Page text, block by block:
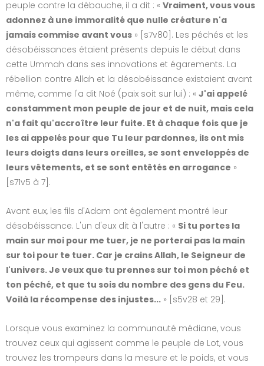
peuple contre la débauche, il a dit : « Vraiment, vous vous
adonnez à une immoralité que nulle créature n'a
jamais commise avant vous » [s7v80]. Les péchés et les
désobéissances étaient présents depuis le début dans
cette Ummah dans ses innovations et égarements. La
rébellion contre Allah et la désobéissance existaient avant
même, comme l'a dit Noé (paix soit sur lui) : « J'ai appelé
constamment mon peuple de jour et de nuit, mais cela
n'a fait qu'accroître leur fuite. Et à chaque fois que je
les ai appelés pour que Tu leur pardonnes, ils ont mis
leurs doigts dans leurs oreilles, se sont enveloppés de
leurs vêtements, et se sont entêtés en arrogance »
[s71v5 à 7].
Avant eux, les fils d'Adam ont également montré leur
désobéissance. L'un d'eux dit à l'autre : « Si tu portes la
main sur moi pour me tuer, je ne porterai pas la main
sur toi pour te tuer. Car je crains Allah, le Seigneur de
l'univers. Je veux que tu prennes sur toi mon péché et
ton péché, et que tu sois du nombre des gens du Feu.
Voilà la récompense des injustes... » [s5v28 et 29].
Lorsque vous examinez la communauté médiane, vous
trouvez ceux qui agissent comme le peuple de Lot, vous
trouvez les trompeurs dans la mesure et le poids, et vous